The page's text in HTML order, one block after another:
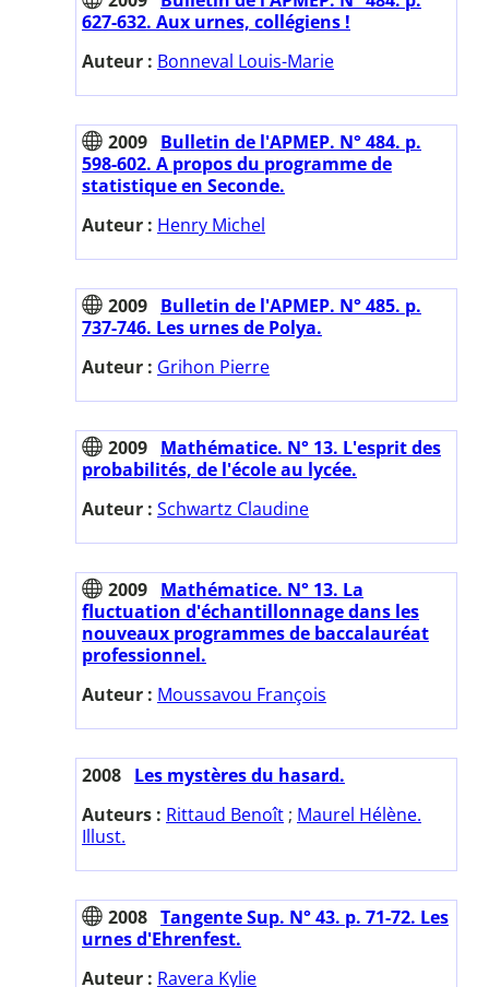
627-632. Aux urnes, collégiens !
Auteur : Bonneval Louis-Marie
2009 Bulletin de l'APMEP. N° 484. p.
598-602. A propos du programme de
statistique en Seconde.
Auteur : Henry Michel
2009 Bulletin de l'APMEP. N° 485. p.
737-746. Les urnes de Polya.
Auteur : Grihon Pierre
2009 Mathématice. N° 13. L'esprit des
probabilités, de l'école au lycée.
Auteur : Schwartz Claudine
2009 Mathématice. N° 13. La
fluctuation d'échantillonnage dans les
nouveaux programmes de baccalauréat
professionnel.
Auteur : Moussavou François
2008 Les mystères du hasard.
Auteurs : Rittaud Benoît ; Maurel Hélène.
Illust.
2008 Tangente Sup. N° 43. p. 71-72. Les
urnes d'Ehrenfest.
Auteur : Ravera Kylie